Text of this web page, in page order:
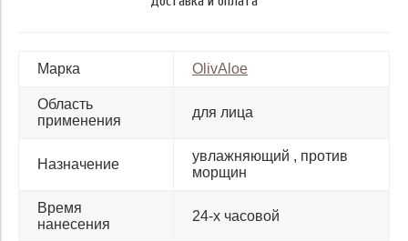
Марка OlivAloe
Область
применения
для лица
Назначение
увлажняющий
против
морщин
Время
нанесения
24-х часовой